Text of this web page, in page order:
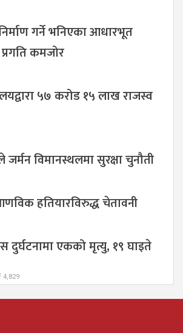
गर्ने भनिएका आधारभूत
कमजोर
५७ करोड १५ लाख राजस्व
जर्मन विमानस्थलमा सुरक्षा चुनौती
हतियारविरुद्ध चेतावनी
दुर्घटनामा एकको मृत्यु, १९ घाइते
4,829